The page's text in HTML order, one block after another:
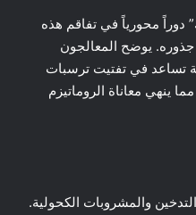
دوراً محورياً في تفاقم هذه
جذوره. يوضح المعالجون
تساعد في تفتيت ترسبات
ينهي معاناة الروماتيزم
والمشروبات الكحولية.